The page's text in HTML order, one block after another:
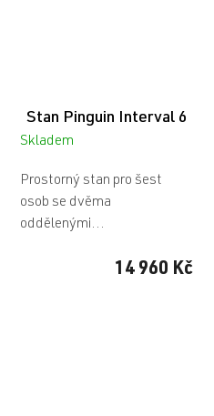
Stan Pinguin Interval 6
Skladem
14 960 Kč
Prostorný stan pro šest
osob se dvěma
oddělenými...